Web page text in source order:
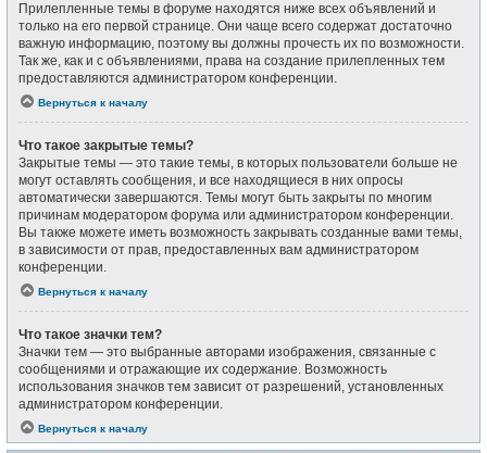
Прилепленные темы в форуме находятся ниже всех объявлений и
только на его первой странице. Они чаще всего содержат достаточно
важную информацию, поэтому вы должны прочесть их по возможности.
Так же, как и с объявлениями, права на создание прилепленных тем
предоставляются администратором конференции.
Вернуться к началу
Что такое закрытые темы?
Закрытые темы — это такие темы, в которых пользователи больше не
могут оставлять сообщения, и все находящиеся в них опросы
автоматически завершаются. Темы могут быть закрыты по многим
причинам модератором форума или администратором конференции.
Вы также можете иметь возможность закрывать созданные вами темы,
в зависимости от прав, предоставленных вам администратором
конференции.
Вернуться к началу
Что такое значки тем?
Значки тем — это выбранные авторами изображения, связанные с
сообщениями и отражающие их содержание. Возможность
использования значков тем зависит от разрешений, установленных
администратором конференции.
Вернуться к началу